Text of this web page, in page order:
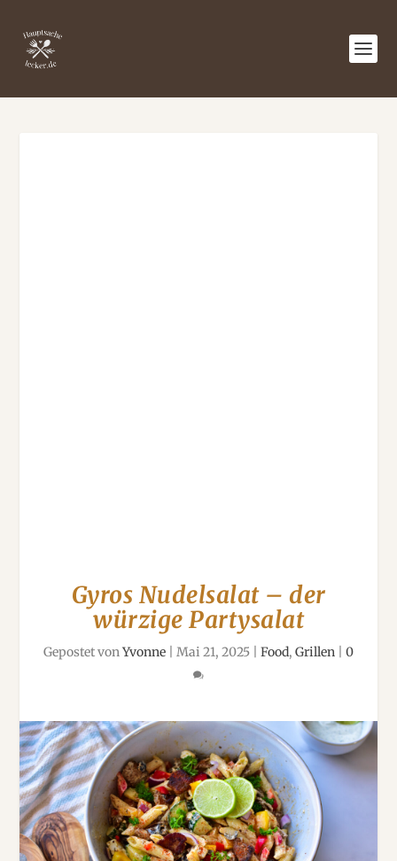
Gyros Nudelsalat – der
würzige Partysalat
Gepostet vonYvonne Mai 21, 2025 Food, Grillen 0